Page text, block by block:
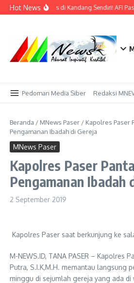
Lewati ke konten
Hot NewsBidik Emas di Kandang Sendiri! AFI
Pedoman Media Siber Redaksi
Beranda / MNews Paser / Kapolres Paser
Pengamanan Ibadah di Gereja
MNews Paser
Kapolres Paser
Pengamanan Ibadah
2 September 2019
Kapolres Paser saat berkunjung ke
M-NEWS.ID, TANA PASER – Kapolres
Putra, S.I.K,M.H. memantau langsung
minggu di sejumlah gereja yang ada di